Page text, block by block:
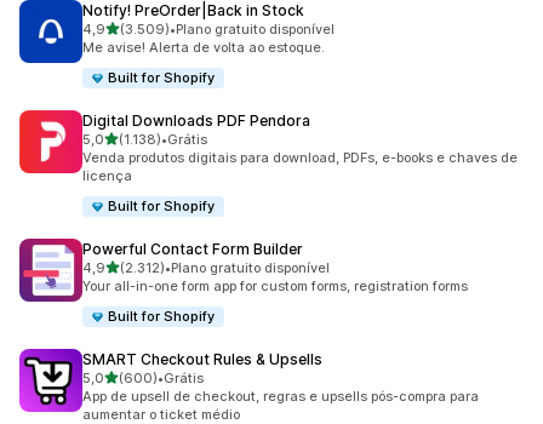
Notify! PreOrder|Back in Stock
4,9de 5 estrelas
(3.509)
3509 avaliações ao todo
•Plano gratuito disponível
Me avise! Alerta de volta ao estoque.
Built for Shopify
Digital Downloads PDF Pendora
5,0de 5 estrelas
(1.138)
1138 avaliações ao todo
•Grátis
Venda produtos digitais para download, PDFs, e-books e chaves de
licença
Built for Shopify
Powerful Contact Form Builder
4,9de 5 estrelas
(2.312)
2312 avaliações ao todo
•Plano gratuito disponível
Your all-in-one form app for custom forms, registration forms
Built for Shopify
SMART Checkout Rules & Upsells
5,0de 5 estrelas
(600)
600 avaliações ao todo
•Grátis
App de upsell de checkout, regras e upsells pós-compra para
aumentar o ticket médio